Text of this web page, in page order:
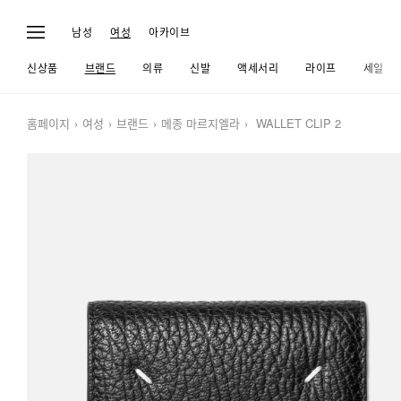
남성 여성 아카이브
신상품 브랜드 의류 신발 액세서리 라이프 세일
홈페이지 여성 브랜드 메종 마르지엘라 WALLET CLIP 2